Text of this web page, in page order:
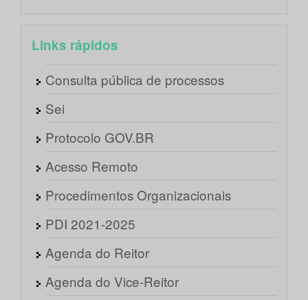
Links rápidos
Consulta pública de processos
Sei
Protocolo GOV.BR
Acesso Remoto
Procedimentos Organizacionais
PDI 2021-2025
Agenda do Reitor
Agenda do Vice-Reitor